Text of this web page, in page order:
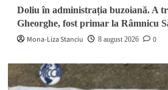
Doliu în administrația buzoiană. A
Gheorghe, fost primar la Râmnicu
Mona-Liza Stanciu
8 august 2026 0